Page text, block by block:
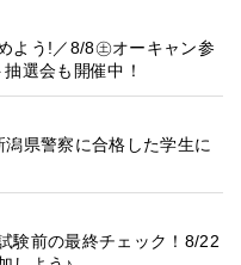
よう!／8/8㊏オーキャン参
選会も開催中！
県警察に合格した学生に
験前の最終チェック！8/22